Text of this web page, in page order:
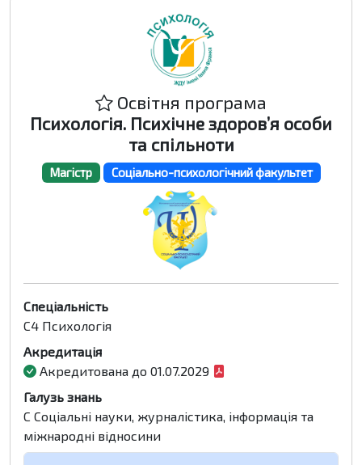
Освітня програма
Психологія. Психічне здоров’я особи
та спільноти
Магістр Соціально-психологічний факультет
Спеціальність
C4 Психологія
Акредитація
Акредитована до 01.07.2029
Галузь знань
C Соціальні науки, журналістика, інформація та
міжнародні відносини